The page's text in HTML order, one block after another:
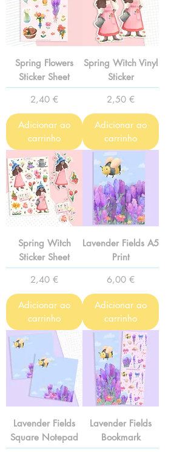
Spring Flowers
Sticker Sheet
Preço
2,40 €
Adicionar ao
carrinho
Spring Witch Vinyl
Sticker
Preço
2,50 €
Adicionar ao
carrinho
Spring Witch
Sticker Sheet
Preço
2,40 €
Adicionar ao
carrinho
Lavender Fields A5
Print
Preço
6,00 €
Adicionar ao
carrinho
Lavender Fields
Square Notepad
Lavender Fields
Bookmark